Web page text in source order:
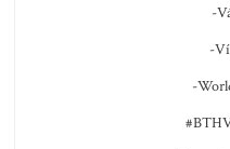
-
-
-